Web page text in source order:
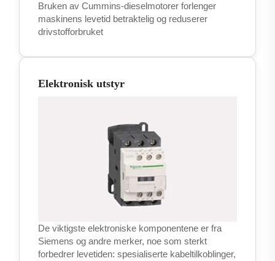
Bruken av Cummins-dieselmotorer forlenger
maskinens levetid betraktelig og reduserer
drivstofforbruket
Elektronisk utstyr
De viktigste elektroniske komponentene er fra
Siemens og andre merker, noe som sterkt
forbedrer levetiden: spesialiserte kabeltilkoblinger,